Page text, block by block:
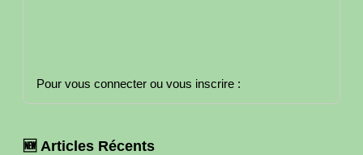
Pour vous connecter ou vous inscrire :
🆕 Articles Récents